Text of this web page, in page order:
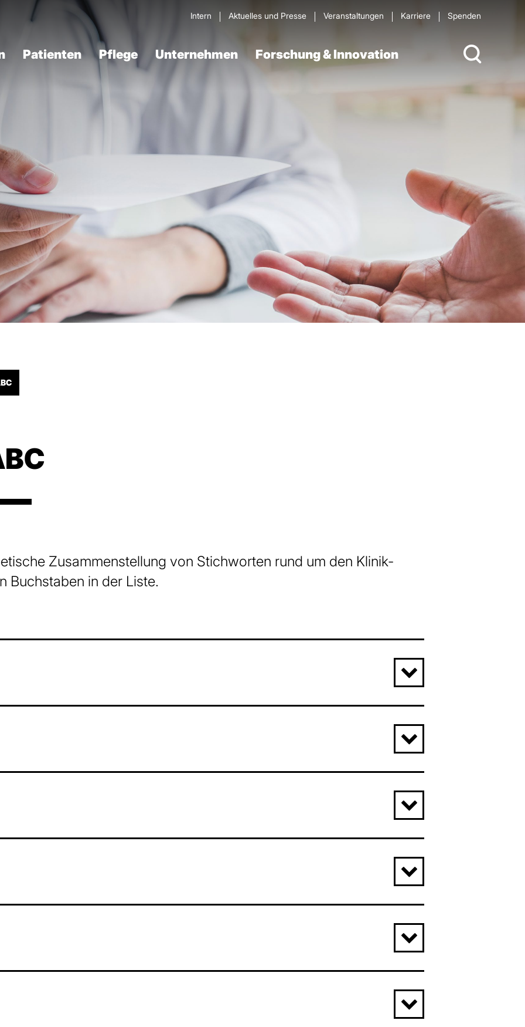
Intern Aktuelles und Presse Veran­staltungen Karriere Spenden
Patienten Pflege Unternehmen Forschung & Innovation
Verdau­ungstrakt
Zusammenstellung von Stichworten rund um den Klinik-
Buchstaben in der Liste.